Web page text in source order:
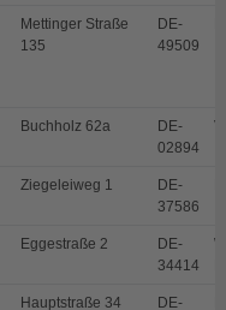
Mettinger Straße
135
DE-
49509
Buchholz 62a
DE-
02894
Ziegeleiweg 1
DE-
37586
Eggestraße 2
DE-
34414
Hauptstraße 34 DE-